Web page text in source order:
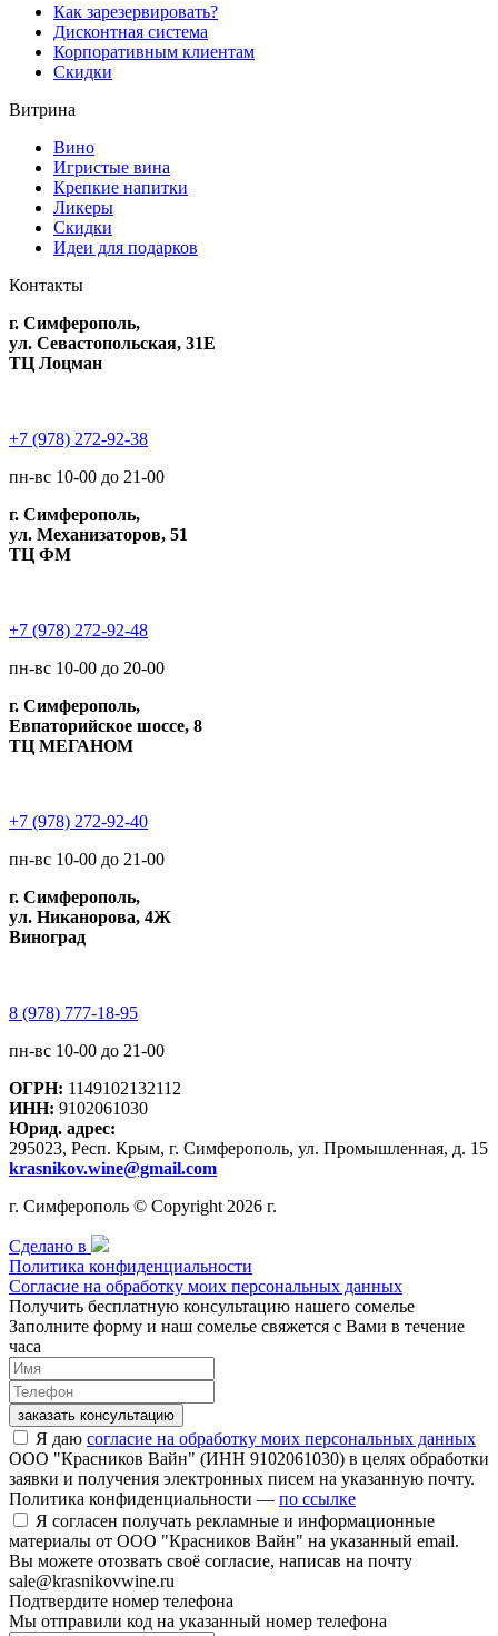
Как зарезервировать?
Дисконтная система
Корпоративным клиентам
Скидки
Витрина
Вино
Игристые вина
Крепкие напитки
Ликеры
Скидки
Идеи для подарков
Контакты
г. Симферополь,
ул. Севастопольская, 31Е
ТЦ Лоцман
+7 (978) 272-92-38
пн-вс 10-00 до 21-00
г. Симферополь,
ул. Механизаторов, 51
ТЦ ФМ
+7 (978) 272-92-48
пн-вс 10-00 до 20-00
г. Симферополь,
Евпаторийское шоссе, 8
ТЦ МЕГАНОМ
+7 (978) 272-92-40
пн-вс 10-00 до 21-00
г. Симферополь,
ул. Никанорова, 4Ж
Виноград
8 (978) 777-18-95
пн-вс 10-00 до 21-00
ОГРН: 1149102132112
ИНН: 9102061030
Юрид. адрес:
295023, Респ. Крым, г. Симферополь, ул. Промышленная, д. 15
krasnikov.wine@gmail.com
г. Симферополь © Copyright 2026 г.
Сделано в
Политика конфиденциальности
Согласие на обработку моих персональных данных
Получить бесплатную консультацию нашего сомелье
Заполните форму и наш сомелье свяжется с Вами в течение
часа
заказать консультацию
Я даю согласие на обработку моих персональных данных
ООО "Красников Вайн" (ИНН 9102061030) в целях обработки
заявки и получения электронных писем на указанную почту.
Политика конфиденциальности — по ссылке
Я согласен получать рекламные и информационные
материалы от ООО "Красников Вайн" на указанный email.
Вы можете отозвать своё согласие, написав на почту
sale@krasnikovwine.ru
Подтвердите номер телефона
Мы отправили код на указанный номер телефона